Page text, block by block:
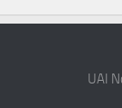
UAI